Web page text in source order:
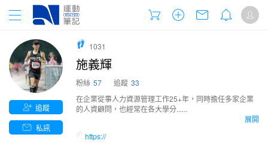
追蹤
私訊
1031
施義輝
粉絲 57 追蹤 33
在企業從事人力資源管理工作25+年，同時擔任多家企業
的人資顧問，也經常在各大學分......
展開
https://